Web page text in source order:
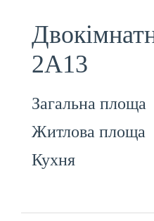
2А13
Загальна площа
Житлова площа
Кухня